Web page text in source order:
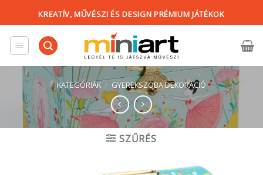
content
KREATÍV, MŰVÉSZI ÉS DESIGN PRÉMIUM JÁTÉKOK
KATEGÓRIÁK / GYEREKSZOBA DEKORÁCIÓ
SZŰRÉS